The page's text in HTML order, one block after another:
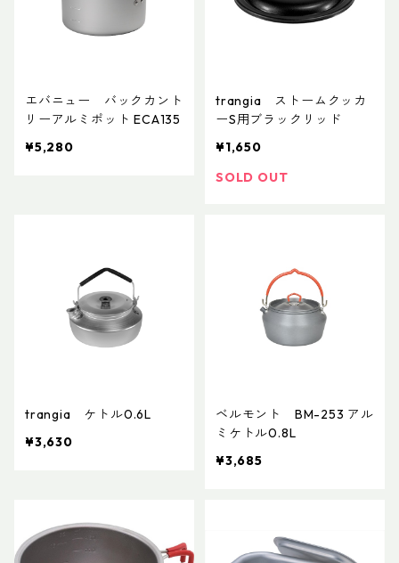
エバニュー バックカント
リーアルミポット ECA135
¥5,280
trangia ストームクッカ
ーS用ブラックリッド
¥1,650
SOLD OUT
trangia ケトル0.6L
¥3,630
ベルモント BM-253 アル
ミケトル0.8L
¥3,685